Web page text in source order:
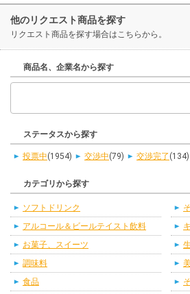
他のリクエスト商品を探す
リクエスト商品を探す場合はこちらから。
商品名、企業名から探す
ステータスから探す
投票中(1954) 交渉中(79) 交渉完了 (134)
カテゴリから探す
ソフトドリンク
アルコール＆ビールテイスト飲料
お菓子、スイーツ
調味料
食品